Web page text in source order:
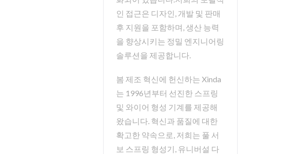
인 접근은 디자인, 개발 및 판매
후 지원을 포함하며, 생산 능력
을 향상시키는 정밀 엔지니어링
솔루션을 제공합니다.
봄 제조 혁신에 헌신하는 Xinda
는 1996년부터 선진한 스프링
및 와이어 형성 기계를 제공해
왔습니다. 혁신과 품질에 대한
확고한 약속으로, 저희는 풀 서
보 스프링 형성기, 유니버설 다